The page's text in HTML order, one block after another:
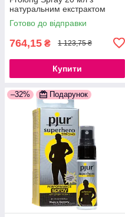
натуральним екстрактом
дубової кори і пантенолом
777Store.com.ua
Готово до відправки
764,15 ₴ 1 123,75 ₴
Купити
–32% Подарунок